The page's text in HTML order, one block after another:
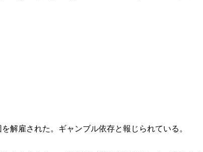
解雇された。ギャンブル依存と報じられている。